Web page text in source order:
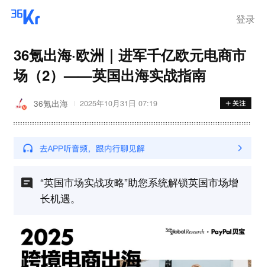
登录
36氪出海·欧洲｜进军千亿欧元电商市
场（2）——英国出海实战指南
36氪出海 2025年10月31日 07:19
“英国市场实战攻略”助您系统解锁英国市场增
长机遇。